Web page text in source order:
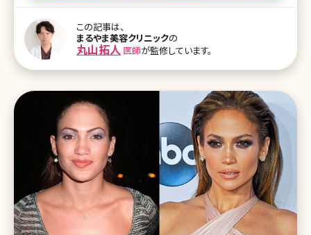
段があるのでしょうか。 【監修医師からのワンポイント】「鼻筋を高く
したい」という希望が先行しすぎると、鼻根や鼻背が過度に突出し、
顔貌全体との調和を欠くリスクがあります。正面・側面のバランスを
総合的に評価し、骨格や軟部組織との整合性を踏まえたデザインが
重要です。 目次 1.最新の鼻を高くする方法でワンランク上の美人を
この記事は、
まるやま美容クリニックの
丸山拓人 医師が監修しています。